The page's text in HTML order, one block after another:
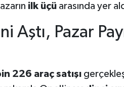
ilk üçüarasında yer
Aştı, Pazar
226 araç satışı